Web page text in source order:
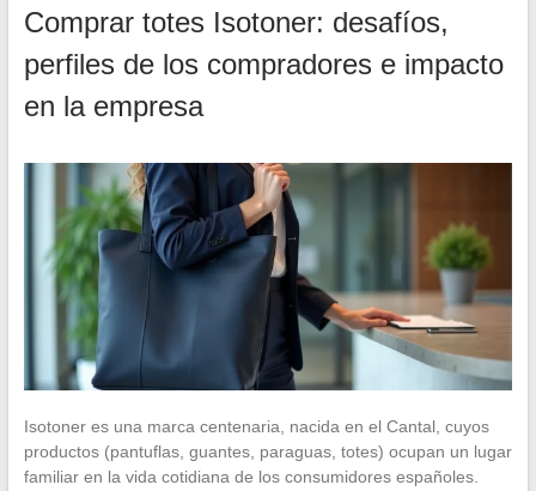
Comprar totes Isotoner: desafíos,
perfiles de los compradores e impacto
en la empresa
Isotoner es una marca centenaria, nacida en el Cantal, cuyos
productos (pantuflas, guantes, paraguas, totes) ocupan un lugar
familiar en la vida cotidiana de los consumidores españoles.